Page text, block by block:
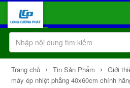
Trang chủ › Tin Sản Phẩm › Giới
máy ép nhiệt phẳng 40x60cm chính